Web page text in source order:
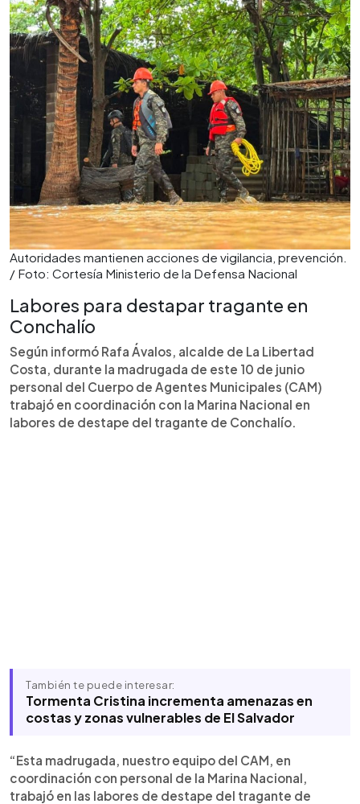
Autoridades mantienen acciones de vigilancia, prevención.
/ Foto: Cortesía Ministerio de la Defensa Nacional
Labores para destapar tragante en
Conchalío
Según informó Rafa Ávalos, alcalde de La Libertad
Costa, durante la madrugada de este 10 de junio
personal del Cuerpo de Agentes Municipales (CAM)
trabajó en coordinación con la Marina Nacional en
labores de destape del tragante de Conchalío.
También te puede interesar:
Tormenta Cristina incrementa amenazas en
costas y zonas vulnerables de El Salvador
“Esta madrugada, nuestro equipo del CAM, en
coordinación con personal de la Marina Nacional,
trabajó en las labores de destape del tragante de